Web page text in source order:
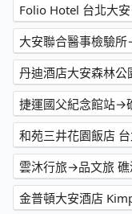
Folio Hotel 台北大
大安聯合醫事檢驗
丹迪酒店大安森林
捷運國父紀念館站→
和苑三井花園飯店
雲沐行旅→品文旅 礁